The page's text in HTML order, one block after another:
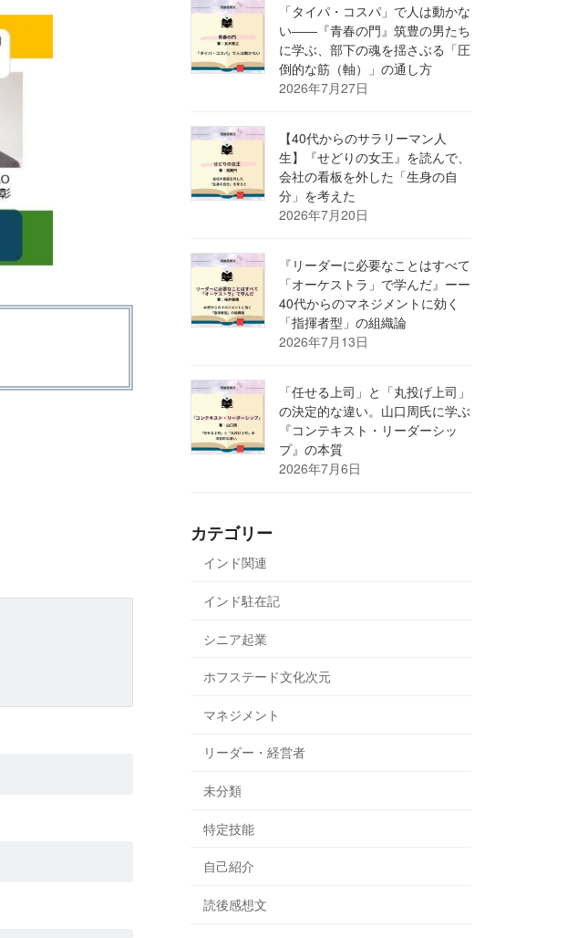
「タイパ・コスパ」で人は動かな
い――『青春の門』筑豊の男たち
に学ぶ、部下の魂を揺さぶる「圧
倒的な筋（軸）」の通し方
2026年7月27日
【40代からのサラリーマン人
生】『せどりの女王』を読んで、
会社の看板を外した「生身の自
分」を考えた
2026年7月20日
『リーダーに必要なことはすべて
「オーケストラ」で学んだ』ーー
40代からのマネジメントに効く
「指揮者型」の組織論
2026年7月13日
「任せる上司」と「丸投げ上司」
の決定的な違い。山口周氏に学ぶ
『コンテキスト・リーダーシッ
プ』の本質
2026年7月6日
カテゴリー
インド関連
インド駐在記
シニア起業
ホフステード文化次元
マネジメント
リーダー・経営者
未分類
特定技能
自己紹介
読後感想文